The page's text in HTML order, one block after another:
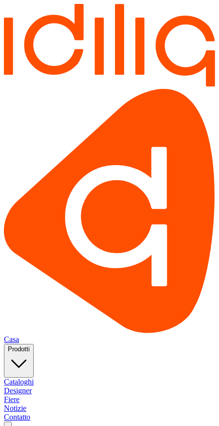
Casa
Prodotti
Cataloghi
Designer
Fiere
Notizie
Contatto